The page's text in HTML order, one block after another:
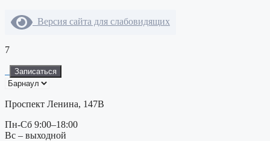
Версия сайта для слабовидящих
7
Записаться
Проспект Ленина, 147В
Пн-Сб 9:00–18:00
Вс – выходной